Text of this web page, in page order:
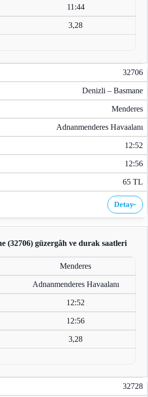
11:44
3,28
32706
Denizli – Basmane
Menderes
Adnanmenderes Havaalanı
12:52
12:56
65 TL
Detay›
(32706) güzergâh ve durak saatleri
Menderes
Adnanmenderes Havaalanı
12:52
12:56
3,28
32728